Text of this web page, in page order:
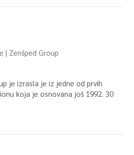
je izrasla je iz jedne od prvih
koja je osnovana još 1992. 30